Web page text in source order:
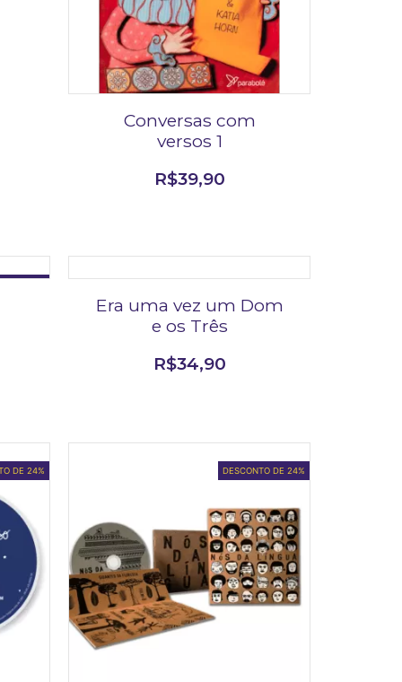
Conversas com
versos 1
R$39,90
Era uma vez um Dom
e os Três
R$34,90
DE 24% DESCONTO DE 24%